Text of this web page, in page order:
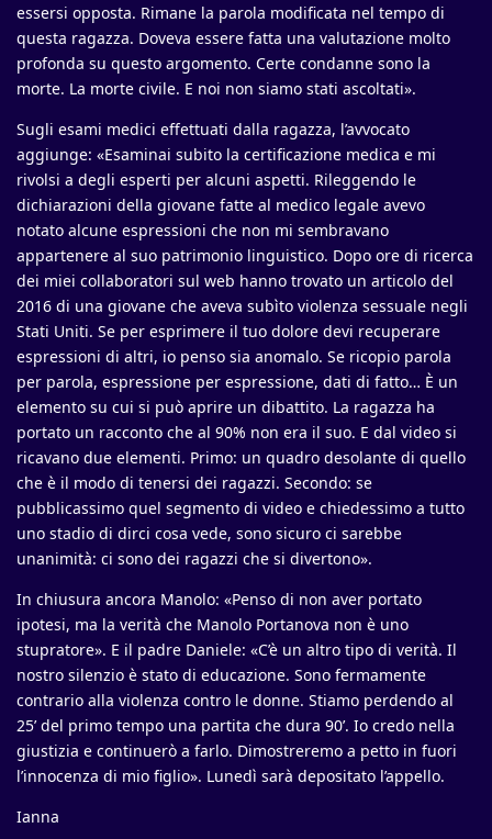
essersi opposta. Rimane la parola modificata nel tempo di
questa ragazza. Doveva essere fatta una valutazione molto
profonda su questo argomento. Certe condanne sono la
morte. La morte civile. E noi non siamo stati ascoltati».
Sugli esami medici effettuati dalla ragazza, l’avvocato
aggiunge: «Esaminai subito la certificazione medica e mi
rivolsi a degli esperti per alcuni aspetti. Rileggendo le
dichiarazioni della giovane fatte al medico legale avevo
notato alcune espressioni che non mi sembravano
appartenere al suo patrimonio linguistico. Dopo ore di ricerca
dei miei collaboratori sul web hanno trovato un articolo del
2016 di una giovane che aveva subìto violenza sessuale negli
Stati Uniti. Se per esprimere il tuo dolore devi recuperare
espressioni di altri, io penso sia anomalo. Se ricopio parola
per parola, espressione per espressione, dati di fatto… È un
elemento su cui si può aprire un dibattito. La ragazza ha
portato un racconto che al 90% non era il suo. E dal video si
ricavano due elementi. Primo: un quadro desolante di quello
che è il modo di tenersi dei ragazzi. Secondo: se
pubblicassimo quel segmento di video e chiedessimo a tutto
uno stadio di dirci cosa vede, sono sicuro ci sarebbe
unanimità: ci sono dei ragazzi che si divertono».
In chiusura ancora Manolo: «Penso di non aver portato
ipotesi, ma la verità che Manolo Portanova non è uno
stupratore». E il padre Daniele: «C’è un altro tipo di verità. Il
nostro silenzio è stato di educazione. Sono fermamente
contrario alla violenza contro le donne. Stiamo perdendo al
25’ del primo tempo una partita che dura 90’. Io credo nella
giustizia e continuerò a farlo. Dimostreremo a petto in fuori
l’innocenza di mio figlio». Lunedì sarà depositato l’appello.
Ianna